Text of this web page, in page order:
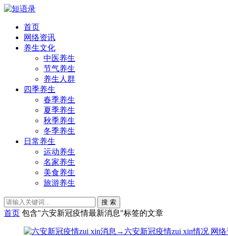
首页
网络资讯
养生文化
中医养生
节气养生
养生人群
四季养生
春季养生
夏季养生
秋季养生
冬季养生
日常养生
运动养生
名家养生
美食养生
旅游养生
搜 索
首页 包含"六安新冠疫情最新消息"标签的文章
网